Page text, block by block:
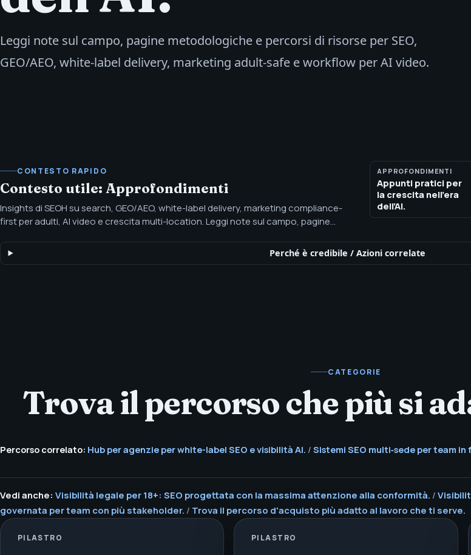
Leggi note sul campo, pagine metodologiche e percorsi di risorse per SEO,
GEO/AEO, white-label delivery, marketing adult-safe e workflow per AI video.
CONTESTO RAPIDO
Contesto utile: Approfondimenti
Insights di SEOH su search, GEO/AEO, white-label delivery, marketing compliance-
first per adulti, AI video e crescita multi-location. Leggi note sul campo, pagine
marketing adult-safe e workflow per AI video.
APPROFONDIMENTI
Appunti pratici per
la crescita nell’era
dell’AI.
Perché è credibile / Azioni correlate
CATEGORIE
Trova il percorso che più si
Percorso correlato: Hub per agenzie per white-label SEO e visibilità AI. / Sistemi SEO multi‑sede per team in
Vedi anche: Visibilità legale per 18+: SEO progettata con la massima attenzione alla conformità. /
governata per team con più stakeholder. / Trova il percorso d'acquisto più adatto al lavoro che ti serve.
PILASTRO PILASTRO